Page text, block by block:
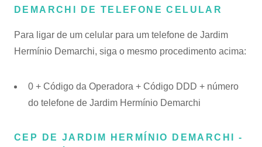
DEMARCHI DE TELEFONE CELULAR
Para ligar de um celular para um telefone de Jardim
Hermínio Demarchi, siga o mesmo procedimento acima:
0 + Código da Operadora + Código DDD + número
do telefone de Jardim Hermínio Demarchi
CEP DE JARDIM HERMÍNIO DEMARCHI -